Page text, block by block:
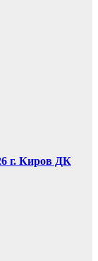
г. Киров ДК